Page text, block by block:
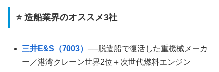
⭐ 造船業界のオススメ3社
三井E&S（7003）──脱造船で復活した重機械メーカ
ー／港湾クレーン世界2位＋次世代燃料エンジン